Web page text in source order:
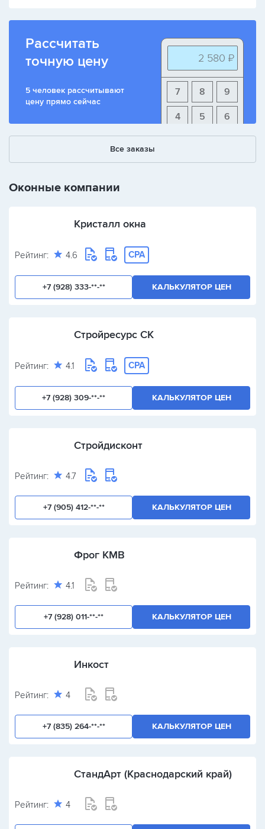
Рассчитать
точную цену
5 человек рассчитывают
цену прямо сейчас
2 580 ₽
9
8
7
6
5
4
+ - /
Все заказы
Оконные компании
Кристалл окна
Рейтинг: 4.6 CPA
+7 (928) 333-**-** КАЛЬКУЛЯТОР ЦЕН
Стройресурс СК
Рейтинг: 4.1 CPA
+7 (928) 309-**-** КАЛЬКУЛЯТОР ЦЕН
Стройдисконт
Рейтинг: 4.7
+7 (905) 412-**-** КАЛЬКУЛЯТОР ЦЕН
Фрог КМВ
Рейтинг: 4.1
+7 (928) 011-**-** КАЛЬКУЛЯТОР ЦЕН
Инкост
Рейтинг: 4
+7 (835) 264-**-** КАЛЬКУЛЯТОР ЦЕН
СтандАрт (Краснодарский край)
Рейтинг: 4